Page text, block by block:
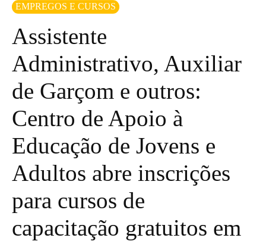
EMPREGOS E CURSOS
Assistente
Administrativo, Auxiliar
de Garçom e outros:
Centro de Apoio à
Educação de Jovens e
Adultos abre inscrições
para cursos de
capacitação gratuitos em